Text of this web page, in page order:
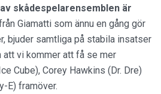
skådespelarensemblen är
Giamatti som ännu en gång gör
bjuder samtliga på stabila insatser
att vi kommer att få se mer
Cube), Corey Hawkins (Dr. Dre)
E) framöver.